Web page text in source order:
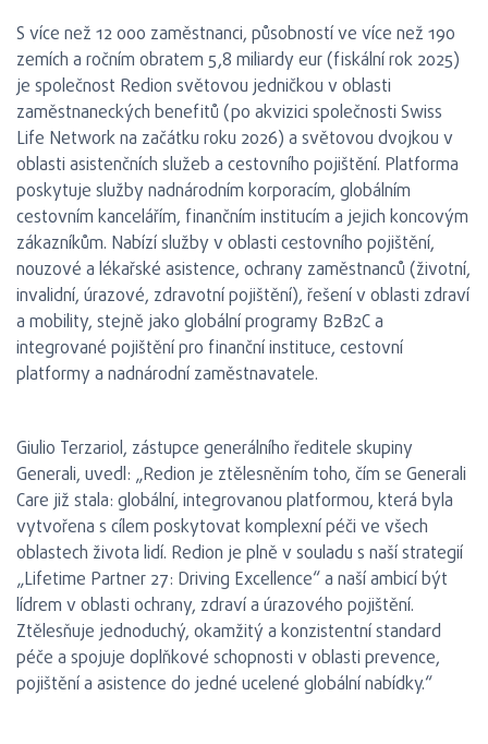
S více než 12 000 zaměstnanci, působností ve více než 190
zemích a ročním obratem 5,8 miliardy eur (fiskální rok 2025)
je společnost Redion světovou jedničkou v oblasti
zaměstnaneckých benefitů (po akvizici společnosti Swiss
Life Network na začátku roku 2026) a světovou dvojkou v
oblasti asistenčních služeb a cestovního pojištění. Platforma
poskytuje služby nadnárodním korporacím, globálním
cestovním kancelářím, finančním institucím a jejich koncovým
zákazníkům. Nabízí služby v oblasti cestovního pojištění,
nouzové a lékařské asistence, ochrany zaměstnanců (životní,
invalidní, úrazové, zdravotní pojištění), řešení v oblasti zdraví
a mobility, stejně jako globální programy B2B2C a
integrované pojištění pro finanční instituce, cestovní
platformy a nadnárodní zaměstnavatele.
Giulio Terzariol, zástupce generálního ředitele skupiny
Generali, uvedl: „Redion je ztělesněním toho, čím se Generali
Care již stala: globální, integrovanou platformou, která byla
vytvořena s cílem poskytovat komplexní péči ve všech
oblastech života lidí. Redion je plně v souladu s naší strategií
„Lifetime Partner 27: Driving Excellence“ a naší ambicí být
lídrem v oblasti ochrany, zdraví a úrazového pojištění.
Ztělesňuje jednoduchý, okamžitý a konzistentní standard
péče a spojuje doplňkové schopnosti v oblasti prevence,
pojištění a asistence do jedné ucelené globální nabídky.“